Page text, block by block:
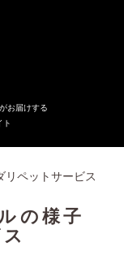
お届けする
ト
リペットサービス
の様子